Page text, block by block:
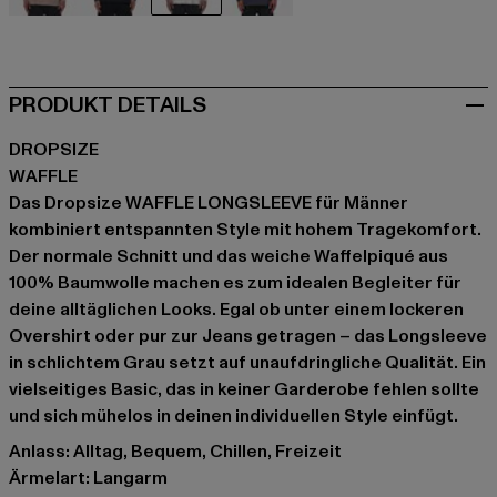
PRODUKT DETAILS
DROPSIZE
WAFFLE
Das Dropsize WAFFLE LONGSLEEVE für Männer
kombiniert entspannten Style mit hohem Tragekomfort.
Der normale Schnitt und das weiche Waffelpiqué aus
100% Baumwolle machen es zum idealen Begleiter für
deine alltäglichen Looks. Egal ob unter einem lockeren
Overshirt oder pur zur Jeans getragen – das Longsleeve
in schlichtem Grau setzt auf unaufdringliche Qualität. Ein
vielseitiges Basic, das in keiner Garderobe fehlen sollte
und sich mühelos in deinen individuellen Style einfügt.
Anlass: Alltag, Bequem, Chillen, Freizeit
Ärmelart: Langarm